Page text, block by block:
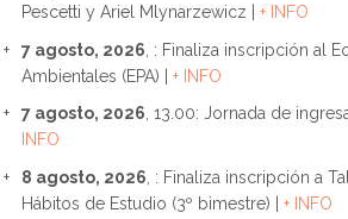
Pescetti y Ariel Mlynarzewicz | + INFO
7 agosto, 2026 , : Finaliza inscripción al
Ambientales (EPA) | + INFO
7 agosto, 2026, 13.00: Jornada de
INFO
8 agosto, 2026 , : Finaliza inscripción a
Hábitos de Estudio (3º bimestre) | + INFO